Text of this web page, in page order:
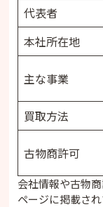
代表者
本社所在地
主な事業
買取方法
古物商許可
会社情報や古物
ページに掲載され